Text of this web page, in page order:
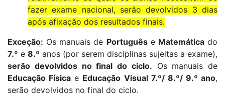
fazer exame nacional, serão devolvidos 3 dias
após afixação dos resultados finais.
Exceção: Os manuais de Portuguêse Matemáticado
7.º e 8.º anos (por serem disciplinas sujeitas a exame),
serão devolvidos no final do ciclo. Os manuais de
Educação Física e Educação Visual 7.º/ 8.º/ 9.º ano,
serão devolvidos no final do ciclo.